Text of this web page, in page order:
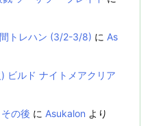
トレハン (3/2-3/8) に As
ビルド ナイトメアクリア
の後 に Asukalon より